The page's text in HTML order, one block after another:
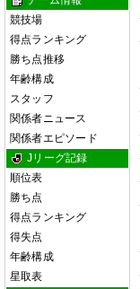
競技場
得点ランキング
勝ち点推移
年齢構成
スタッフ
関係者ニュース
関係者エピソード
Jリーグ記録
順位表
勝ち点
得点ランキング
得失点
年齢構成
星取表